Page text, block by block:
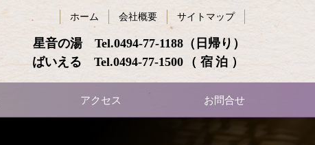
星音の湯 Tel.0494-77-1188 （日帰り）
ばいえる Tel.0494-77-1500 （宿泊）
ホーム 会社概要 サイトマップ
アクセス お問合せ